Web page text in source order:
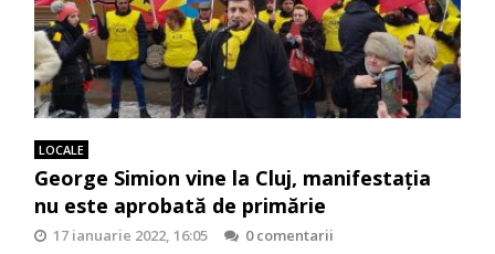
LOCALE
George Simion vine la Cluj, manifestația
nu este aprobată de primărie
17 ianuarie 2022, 16:05
0 comentarii